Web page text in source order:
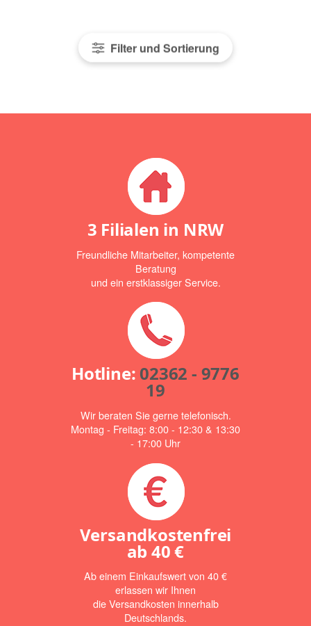
Filter und Sortierung
3 Filialen in NRW
Freundliche Mitarbeiter, kompetente
Beratung
und ein erstklassiger Service.
Hotline: 02362 - 9776
19
Wir beraten Sie gerne telefonisch.
Montag - Freitag: 8:00 - 12:30 & 13:30
- 17:00 Uhr
Versandkostenfrei
ab40 €
Ab einem Einkaufswert von 40 €
erlassen wir Ihnen
die Versandkosten innerhalb
Deutschlands.